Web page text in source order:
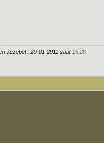
Jezebel : 20-01-2011 saat 15:28